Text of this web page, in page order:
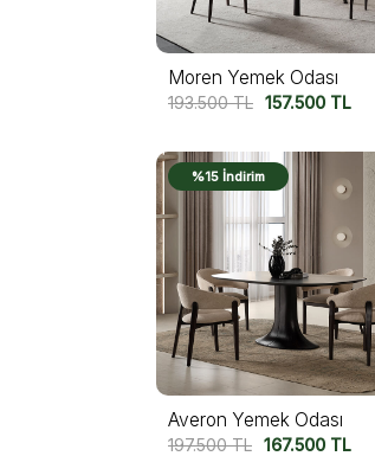
Moren Yemek Odası
193.500TL 157.500 TL
%15 İndirim
Averon Yemek Odası
197.500TL 167.500 TL